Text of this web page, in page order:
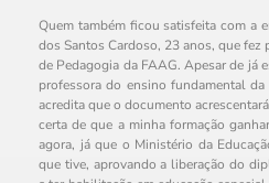
Quem também ficou satisfeita com a
dos Santos Cardoso, 23 anos, que fez
de Pedagogia da FAAG. Apesar de já
professora do ensino fundamental
acredita que o documento
certa de que a minha formação
agora, já que o Ministério da
que tive, aprovando a liberação do